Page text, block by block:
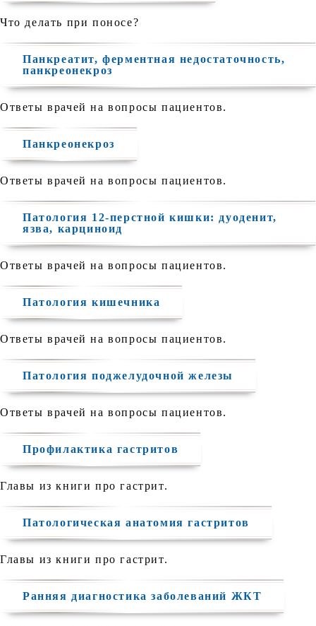
Что делать при поносе?
Панкреатит, ферментная недостаточность,
панкреонекроз
Ответы врачей на вопросы пациентов.
Панкреонекроз
Ответы врачей на вопросы пациентов.
Патология 12-перстной кишки: дуоденит,
язва, карциноид
Ответы врачей на вопросы пациентов.
Патология кишечника
Ответы врачей на вопросы пациентов.
Патология поджелудочной железы
Ответы врачей на вопросы пациентов.
Профилактика гастритов
Главы из книги про гастрит.
Патологическая анатомия гастритов
Главы из книги про гастрит.
Ранняя диагностика заболеваний ЖКТ